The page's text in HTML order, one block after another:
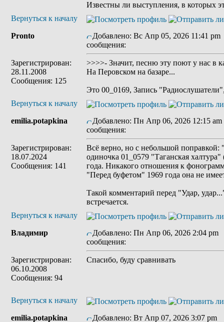
Известны ли выступления, в которых
Вернуться к началу
Pronto
Зарегистрирован:
28.11.2008
Сообщения: 125
Добавлено: Вс Апр 05, 2026 11:41 pm
сообщения:
>>>>- Значит, песню эту поют у нас в
На Перовском на базаре...
Это 00_0169, Запись
Вернуться к началу
emilia.potapkina
Зарегистрирован:
18.07.2024
Сообщения: 141
Добавлено: Пн Апр 06, 2026 12:15 am
сообщения:
Всё верно, но с небольшой поправкой:
одиночка 01_0579 "Таганская
года. Никакого отношения к
"Перед буфетом" 1969 года она не
Такой комментарий перед "Удар,
встречается.
Вернуться к началу
Владимир
Зарегистрирован:
06.10.2008
Сообщения: 94
Добавлено: Пн Апр 06, 2026 2:04 pm
сообщения:
Спасибо, буду сравнивать
Вернуться к началу
emilia.potapkina Добавлено: Вт Апр 07, 2026 3:07 pm